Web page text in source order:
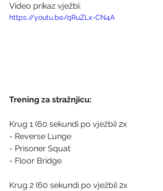
Video prikaz vježbi:
https://youtu.be/qRuZLx-CN4A
Trening za stražnjicu:
Krug 1 (60 sekundi po vježbi) 2x
- Reverse Lunge
- Prisoner Squat
- Floor Bridge
Krug 2 (60 sekundi po vježbi) 2x